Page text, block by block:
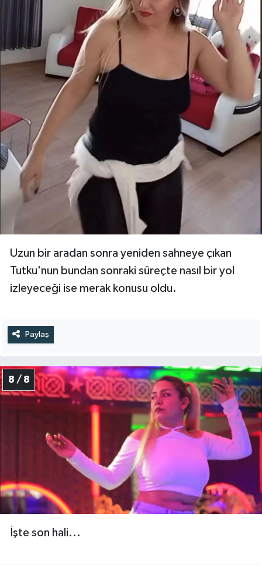
Uzun bir aradan sonra yeniden sahneye çıkan
Tutku'nun bundan sonraki süreçte nasıl bir yol
izleyeceği ise merak konusu oldu.
Paylaş
8 / 8
İşte son hali...